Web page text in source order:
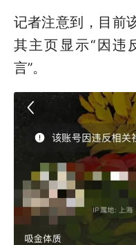
记者注意到，目前
其主页显示“因违
言”。